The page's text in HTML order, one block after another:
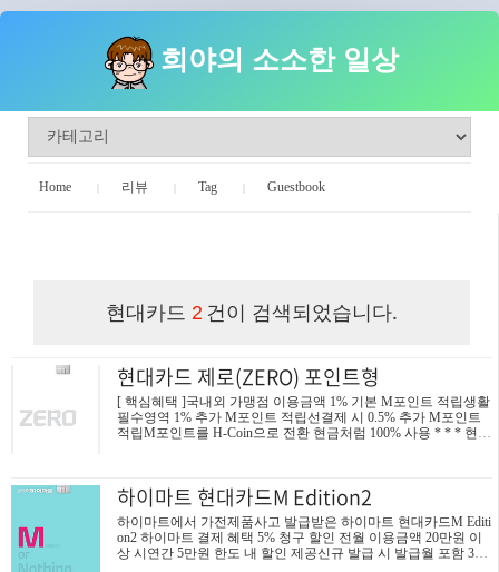
희야의 소소한 일상
Home 리뷰 Tag Guestbook
현대카드 2 건이 검색되었습니다.
현대카드 제로(ZERO) 포인트형
[ 핵심혜택 ]국내외 가맹점 이용금액 1% 기본 M포인트 적립생활
필수영역 1% 추가 M포인트 적립선결제 시 0.5% 추가 M포인트
적립M포인트를 H-Coin으로 전환 현금처럼 100% 사용 * * * 현대
지 않는 카드가 와서 기분 나쁘지만.덕분에 새로운 카드를 받아
서 일단 살펴왔다. 흰색 디자인으로 현대카드 중에 디자인이 제
일 별로다.. 그럼, M카드와 ZERO카드의 차이는 무엇일까? 현대
카드 홈페이지에서 챗봇 서비스 "Fiona" 에게 물어봤다. "현대카
드M Edition2는 쓸수록 더 많은 포인트를 쌓아서 다양한..
하이마트 현대카드M Edition2
하이마트에서 가전제품사고 발급받은 하이마트 현대카드M Editi
on2 하이마트 결제 혜택 5% 청구 할인 전월 이용금액 20만원 이
상 시연간 5만원 한도 내 할인 제공신규 발급 시 발급월 포함 3개